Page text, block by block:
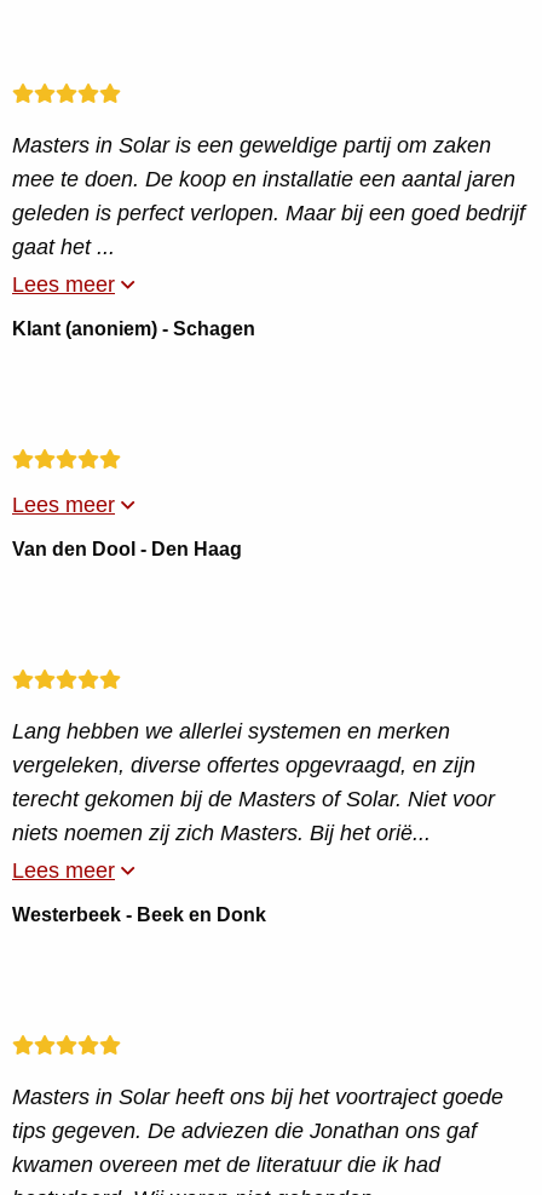
Masters in Solar is een geweldige partij om zaken
mee te doen. De koop en installatie een aantal jaren
geleden is perfect verlopen. Maar bij een goed bedrijf
gaat het ...
Lees meer
Klant (anoniem) - Schagen
Lees meer
Van den Dool - Den Haag
Lang hebben we allerlei systemen en merken
vergeleken, diverse offertes opgevraagd, en zijn
terecht gekomen bij de Masters of Solar. Niet voor
niets noemen zij zich Masters. Bij het orië...
Lees meer
Westerbeek - Beek en Donk
Masters in Solar heeft ons bij het voortraject goede
tips gegeven. De adviezen die Jonathan ons gaf
kwamen overeen met de literatuur die ik had